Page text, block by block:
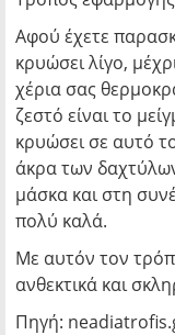
Αφού έχετε
κρυώσει λίγο,
χέρια σας
ζεστό είναι το
κρυώσει σε αυτό
άκρα των
μάσκα και στη
πολύ καλά.
Με αυτόν τον
ανθεκτικά και
Πηγή: